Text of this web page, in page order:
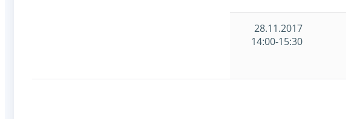
28.11.2017
14:00-15:30